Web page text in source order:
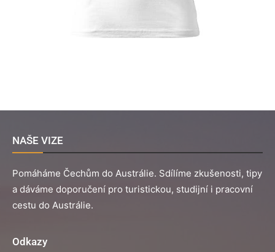
NAŠE VIZE
Pomáháme Čechům do Austrálie. Sdílíme zkušenosti, tipy
a dáváme doporučení pro turistickou, studijní i pracovní
cestu do Austrálie.
Odkazy